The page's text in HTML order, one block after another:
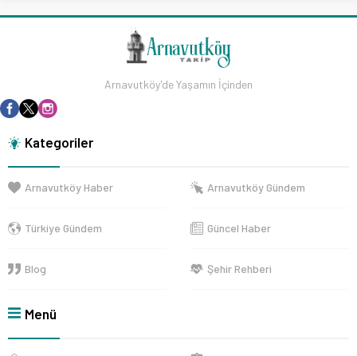
Arnavutköy'de Yaşamın İçinden
Kategoriler
Arnavutköy Haber Arnavutköy Gündem
Türkiye Gündem Güncel Haber
Blog Şehir Rehberi
Menü